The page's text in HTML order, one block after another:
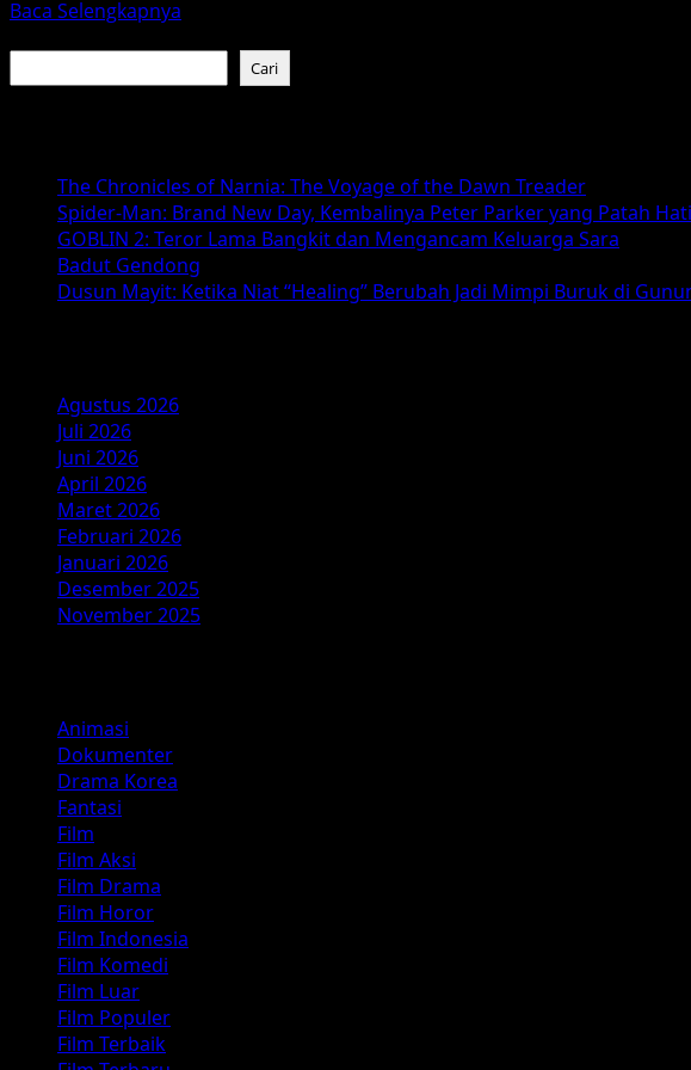
Baca Selengkapnya
Gereja
&
Pesan
Kehati-
hatian
Cari
The Chronicles of Narnia: The Voyage of the Dawn Treader
Spider-Man: Brand New Day, Kembalinya Peter Parker yang Patah Hati
GOBLIN 2: Teror Lama Bangkit dan Mengancam Keluarga Sara
Badut Gendong
Dusun Mayit: Ketika Niat “Healing” Berubah Jadi Mimpi Buruk di
Agustus 2026
Juli 2026
Juni 2026
April 2026
Maret 2026
Februari 2026
Januari 2026
Desember 2025
November 2025
Animasi
Dokumenter
Drama Korea
Fantasi
Film
Film Aksi
Film Drama
Film Horor
Film Indonesia
Film Komedi
Film Luar
Film Populer
Film Terbaik